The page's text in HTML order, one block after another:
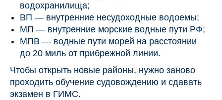
водохранилища;
ВП — внутренние несудоходные водоемы;
МП — внутренние морские водные пути РФ;
МПВ — водные пути морей на расстоянии
до 20 миль от прибрежной линии.
Чтобы открыть новые районы, нужно заново
проходить обучение судовождению и сдавать
экзамен в ГИМС.